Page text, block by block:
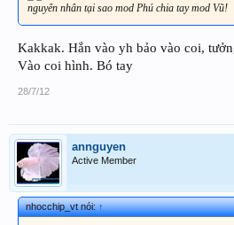
nguyên nhân tại sao mod Phú chia tay mod Vũ!
Kakkak. Hắn vào yh bảo vào coi,
Vào coi hình. Bó tay
28/7/12
annguyen
Active Member
nhocchip_vt nói:↑